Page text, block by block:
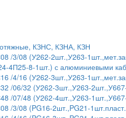
КЗНС, КЗНА, КЗН
/3/08 (У262-2шт.,У263-
4П25-8-1шт.) с алюминиевыми
/4/16 (У262-3шт.,У263-
/06/32 (У262-3шт.,У263-
/07/48 (У262-4шт.,У263-
/3/08 (PG16-2шт.,PG21-